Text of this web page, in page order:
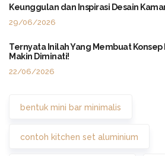
Keunggulan dan Inspirasi Desain
29/06/2026
Ternyata Inilah Yang Membuat Konsep
Makin Diminati!
22/06/2026
bentuk mini bar minimalis
contoh kitchen set aluminium